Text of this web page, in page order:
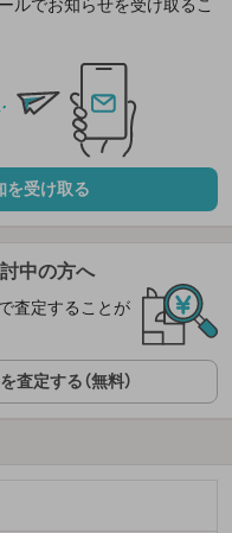
ルでお知らせを受け取るこ
を受け取る
中の方へ
査定することが
定する（無料）